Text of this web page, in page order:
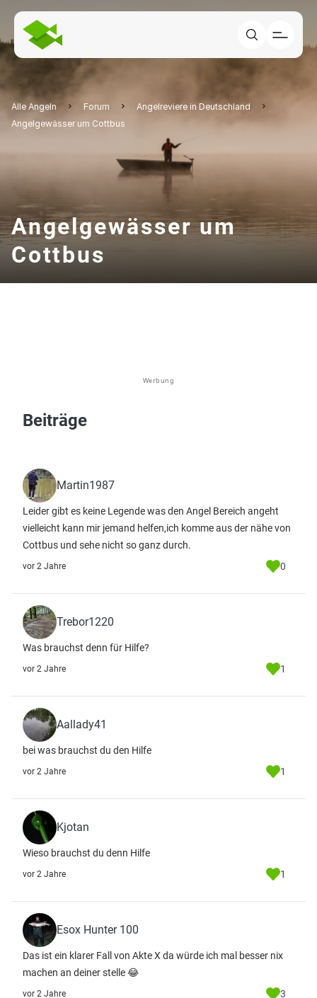
Alle Angeln Forum
Angelreviere in Deutschland
Angelgewässer um Cottbus
Angelgewässer um
Cottbus
Werbung
Beiträge
Martin1987
Leider gibt es keine Legende was den Angel Bereich angeht
vielleicht kann mir jemand helfen,ich komme aus der nähe von
Cottbus und sehe nicht so ganz durch.
vor 2 Jahre 0
Trebor1220
Was brauchst denn für Hilfe?
vor 2 Jahre 1
Aallady41
bei was brauchst du den Hilfe
vor 2 Jahre 1
Kjotan
Wieso brauchst du denn Hilfe
vor 2 Jahre 1
Esox Hunter 100
Das ist ein klarer Fall von Akte X da würde ich mal besser nix
machen an deiner stelle 😂
vor 2 Jahre 3